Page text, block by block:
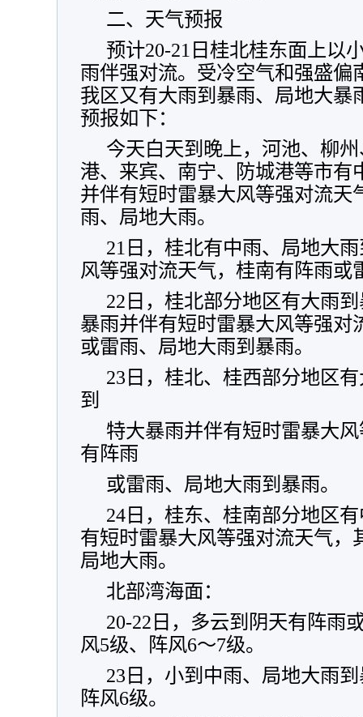
二、天气预报
预计20-21日桂北桂东面上以
雨伴强对流。受冷空气和强盛偏
我区又有大雨到暴雨、局地大暴
预报如下：
今天白天到晚上，河池、柳
港、来宾、南宁、防城港等市有
并伴有短时雷暴大风等强对流天
雨、局地大雨。
21日，桂北有中雨、局地大
风等强对流天气，桂南有阵雨或
22日，桂北部分地区有大雨
暴雨并伴有短时雷暴大风等强对
或雷雨、局地大雨到暴雨。
23日，桂北、桂西部分地区
到
特大暴雨并伴有短时雷暴大
有阵雨
或雷雨、局地大雨到暴雨。
24日，桂东、桂南部分地区
有短时雷暴大风等强对流天气，
局地大雨。
北部湾海面：
20-22日，多云到阴天有阵雨
风5级、阵风6～7级。
23日，小到中雨、局地大雨
阵风6级。